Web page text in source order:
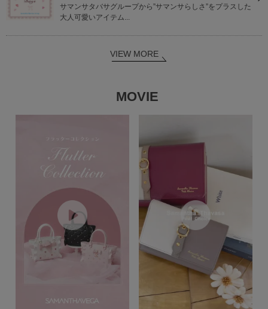
サマンサタバサグループから”サマンサらしさ”をプラスした
大人可愛いアイテム...
VIEW MORE
MOVIE